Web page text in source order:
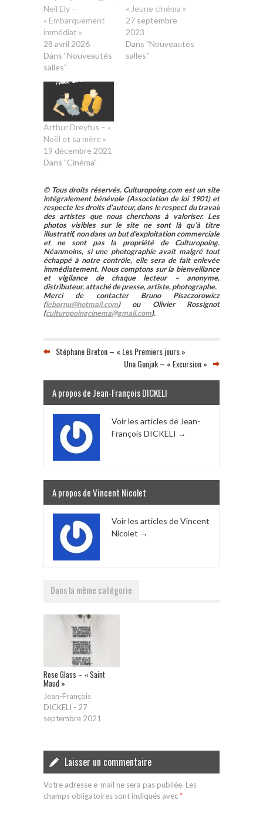
Neil Ely –
« Embarquement
immédiat »
28 avril 2026
Dans "Nouveautés
salles"
« Jeune cinéma »
27 septembre
2023
Dans "Nouveautés
salles"
Arthur Dreyfus – «
Noël et sa mère »
19 décembre 2021
Dans "Cinéma"
© Tous droits réservés. Culturopoing.com est un site
intégralement bénévole (Association de loi 1901) et
respecte les droits d’auteur, dans le respect du travail
des artistes que nous cherchons à valoriser. Les
photos visibles sur le site ne sont là qu’à titre
illustratif, non dans un but d’exploitation commerciale
et ne sont pas la propriété de Culturopoing.
Néanmoins, si une photographie avait malgré tout
échappé à notre contrôle, elle sera de fait enlevée
immédiatement. Nous comptons sur la bienveillance
et vigilance de chaque lecteur – anonyme,
distributeur, attaché de presse, artiste, photographe.
Merci de contacter Bruno Piszczorowicz
(lebornu@hotmail.com) ou Olivier Rossignot
(culturopoingcinema@gmail.com).
Stéphane Breton – « Les Premiers jours »
Una Gunjak – « Excursion »
A propos de Jean-François DICKELI
Voir les articles de Jean-
François DICKELI →
A propos de Vincent Nicolet
Voir les articles de Vincent
Nicolet →
Dans la même catégorie
Rose Glass – « Saint
Maud »
Jean-François
DICKELI - 27
septembre 2021
Laisser un commentaire
Votre adresse e-mail ne sera pas publiée. Les
champs obligatoires sont indiqués avec*